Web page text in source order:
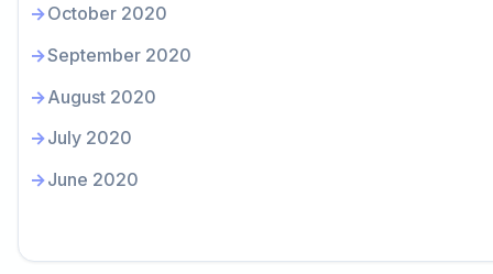
October 2020
September 2020
August 2020
July 2020
June 2020